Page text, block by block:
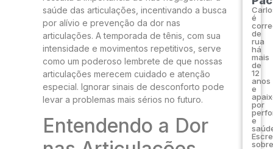
saúde das articulações, incentivando a busca
por alívio e prevenção da dor nas
articulações. A temporada de tênis, com sua
intensidade e movimentos repetitivos, serve
como um poderoso lembrete de que nossas
articulações merecem cuidado e atenção
especial. Ignorar sinais de desconforto pode
levar a problemas mais sérios no futuro.
Entendendo a Dor
é
de
rua
há
mais
de
12
anos
e
por
e
sobre